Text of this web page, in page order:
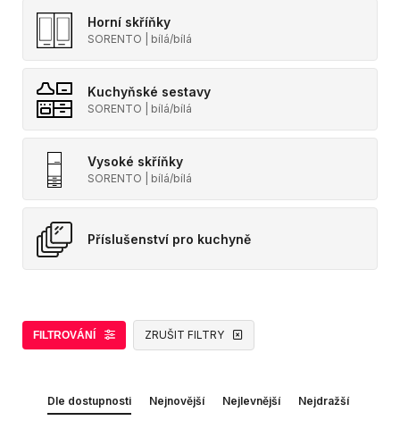
Horní skříňky
SORENTO | bílá/bílá
Kuchyňské sestavy
SORENTO | bílá/bílá
Vysoké skříňky
SORENTO | bílá/bílá
Příslušenství pro kuchyně
FILTROVÁNÍ ZRUŠIT FILTRY
Dle dostupnosti Nejnovější Nejlevnější Nejdražší